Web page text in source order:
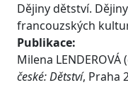
Dějiny dětství.
francouzských
Publikace:
Milena LENDEROVÁ
české: Dětství, Praha